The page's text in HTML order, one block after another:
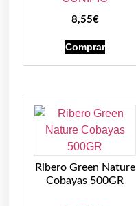
8,55€
Comprar
Ribero Green Nature
Cobayas 500GR